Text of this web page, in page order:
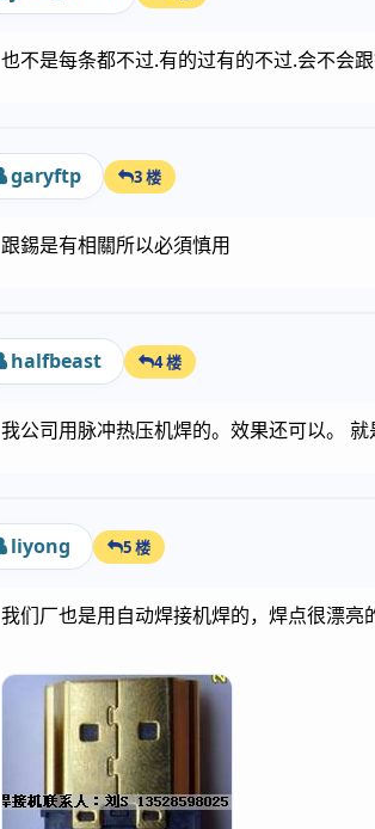
也不是每条都不过.有的过有的不过.会不会
garyftp 3 楼
跟錫是有相關所以必須慎用
halfbeast 4 楼
我公司用脉冲热压机焊的。效果还可以。
liyong 5 楼
我们厂也是用自动焊接机焊的，焊点很漂亮